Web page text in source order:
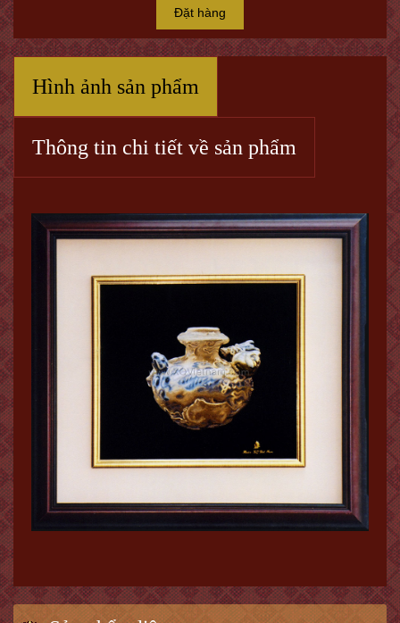
Đặt hàng
Hình ảnh sản phẩm
Thông tin chi tiết về sản phẩm